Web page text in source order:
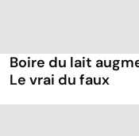
Boire du lait
Le vrai du faux